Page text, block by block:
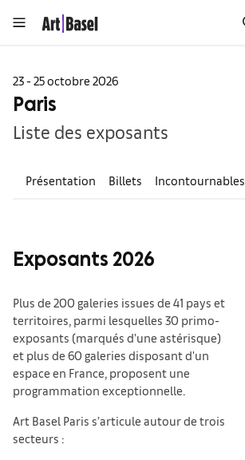
23 - 25 octobre 2026
Paris
Liste des exposants
Présentation Billets Incontournables
Exposants 2026
Plus de 200 galeries issues de 41 pays et
territoires, parmi lesquelles 30 primo-
exposants (marqués d’une astérisque)
et plus de 60 galeries disposant d'un
espace en France, proposent une
programmation exceptionnelle.
Art Basel Paris s’articule autour de trois
secteurs :